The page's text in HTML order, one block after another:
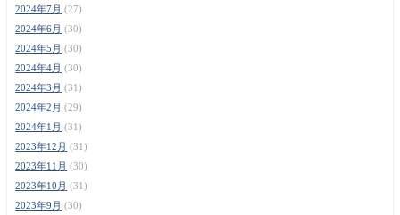
2024年7月 (27)
2024年6月 (30)
2024年5月 (30)
2024年4月 (30)
2024年3月 (31)
2024年2月 (29)
2024年1月 (31)
2023年12月 (31)
2023年11月 (30)
2023年10月 (31)
2023年9月 (30)